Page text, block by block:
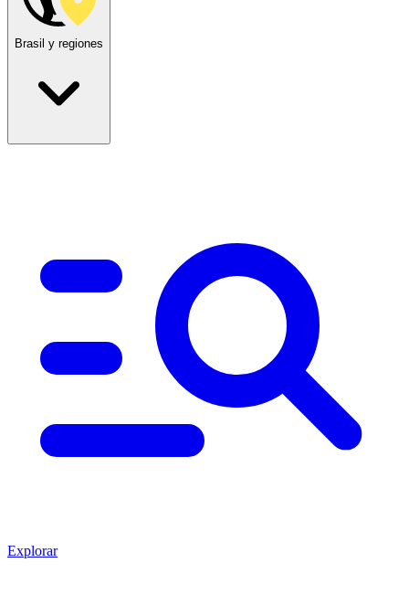
Brasil y regiones
Explorar